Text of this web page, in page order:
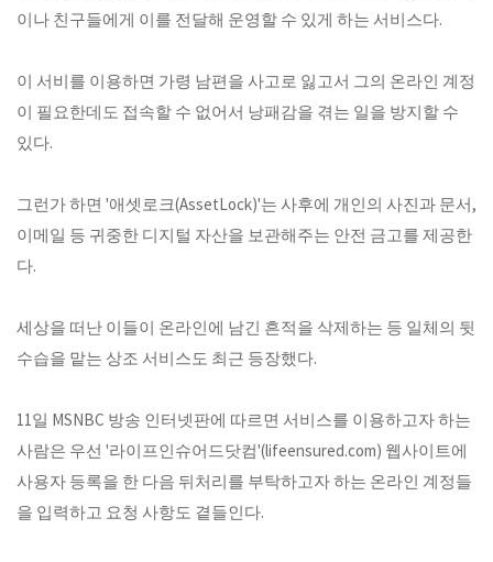
이나 친구들에게 이를 전달해 운영할 수 있게 하는 서비스다.
이 서비를 이용하면 가령 남편을 사고로 잃고서 그의 온라인 계정
이 필요한데도 접속할 수 없어서 낭패감을 겪는 일을 방지할 수
있다.
그런가 하면 '애셋로크(AssetLock)'는 사후에 개인의 사진과 문서,
이메일 등 귀중한 디지털 자산을 보관해주는 안전 금고를 제공한
다.
세상을 떠난 이들이 온라인에 남긴 흔적을 삭제하는 등 일체의 뒷
수습을 맡는 상조 서비스도 최근 등장했다.
11일 MSNBC 방송 인터넷판에 따르면 서비스를 이용하고자 하는
사람은 우선 '라이프인슈어드닷컴'(lifeensured.com) 웹사이트에
사용자 등록을 한 다음 뒤처리를 부탁하고자 하는 온라인 계정들
을 입력하고 요청 사항도 곁들인다.